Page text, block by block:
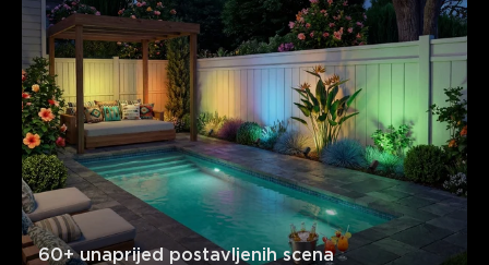
60+ unaprijed postavljenih scena